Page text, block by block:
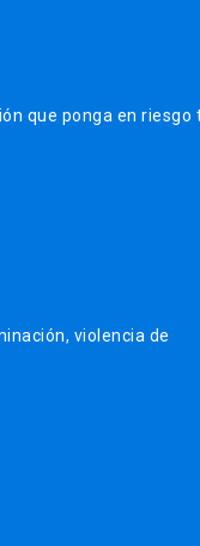
que ponga en riesgo
violencia de